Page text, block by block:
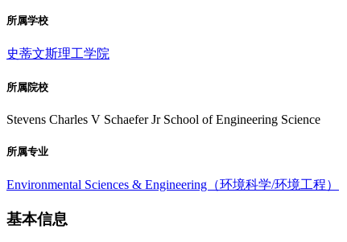
所属学校
史蒂文斯理工学院
所属院校
Stevens Charles V Schaefer Jr School of Engineering Science
所属专业
Environmental Sciences & Engineering（环境科学/环境工程）
基本信息